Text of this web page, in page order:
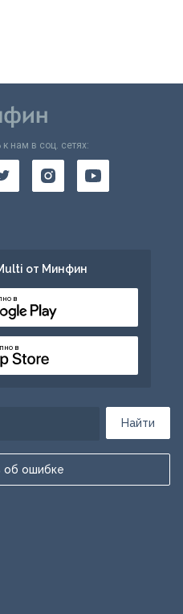
Найти
ошибке
нам в соц. сетях:
от Минфин
в
в